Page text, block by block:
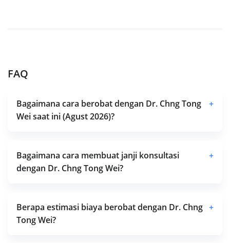
FAQ
Bagaimana cara berobat dengan Dr. Chng Tong
Wei saat ini (Agust 2026)?
+
Bagaimana cara membuat janji konsultasi
dengan Dr. Chng Tong Wei?
+
Berapa estimasi biaya berobat dengan Dr. Chng
Tong Wei?
+